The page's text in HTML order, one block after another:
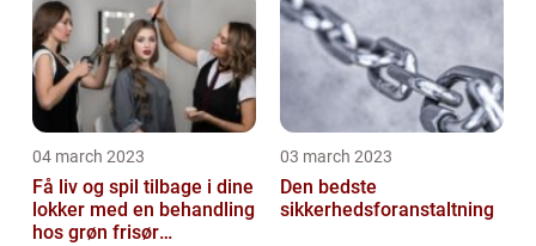
04 march 2023
Få liv og spil tilbage i dine
lokker med en behandling
hos grøn frisør
03 march 2023
Den bedste
sikkerhedsforanstaltning